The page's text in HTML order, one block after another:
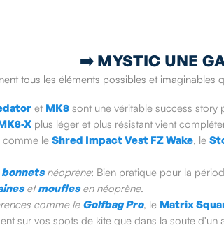
➡️ MYSTIC UNE
tous les éléments possibles et imaginables
et MK8 sont une véritable success story
X plus léger et plus résistant vient
comme le Shred Impact Vest FZ Wake, le
bonnetsnéoprène: Bien pratique pour la
etmouflesen néoprène.
comme le Golfbag Pro, le Matrix
sur vos spots de kite que dans la soute d'un